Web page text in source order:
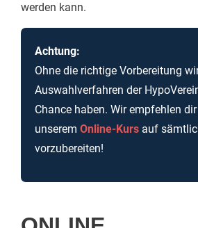
werden kann.
Achtung:
Ohne die richtige Vorbereitung
Auswahlverfahren der
Chance haben. Wir empfehlen
unserem Online-Kurs auf
vorzubereiten!